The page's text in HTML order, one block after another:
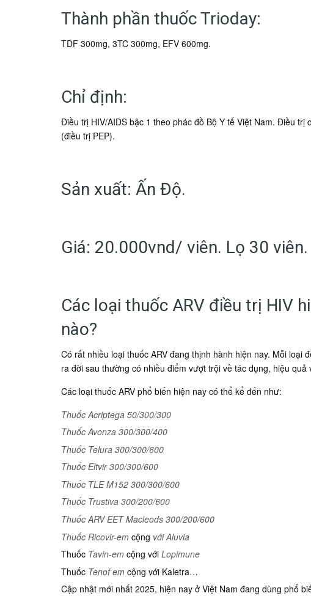
Thành phần thuốc Trioday:
TDF 300mg, 3TC 300mg, EFV 600mg.
Chỉ định:
Điều trị HIV/AIDS bậc 1 theo phác đồ Bộ Y tế Việt Nam. Điều
(điều trị PEP).
Sản xuất: Ấn Độ.
Giá: 20.000vnd/ viên. Lọ 30 viên.
Các loại thuốc ARV điều trị HIV
nào?
Có rất nhiều loại thuốc ARV đang thịnh hành hiện nay. Mỗi
ra đời sau thường có nhiều điểm vượt trội về tác dụng, hiệu
Các loại thuốc ARV phổ biến hiện nay có thể kể đến như:
Thuốc Acriptega 50/300/300
Thuốc Avonza 300/300/400
Thuốc Telura 300/300/600
Thuốc Eltvir 300/300/600
Thuốc TLE M152 300/300/600
Thuốc Trustiva 300/200/600
Thuốc ARV EET Macleods 300/200/600
Thuốc Ricovir-emcộng với Aluvia
Thuốc Tavin-emcộng với Lopimune
Thuốc Tenof emcộng với Kaletra…
Cập nhật mới nhất 2025, hiện nay ở Việt Nam đang dùng phổ